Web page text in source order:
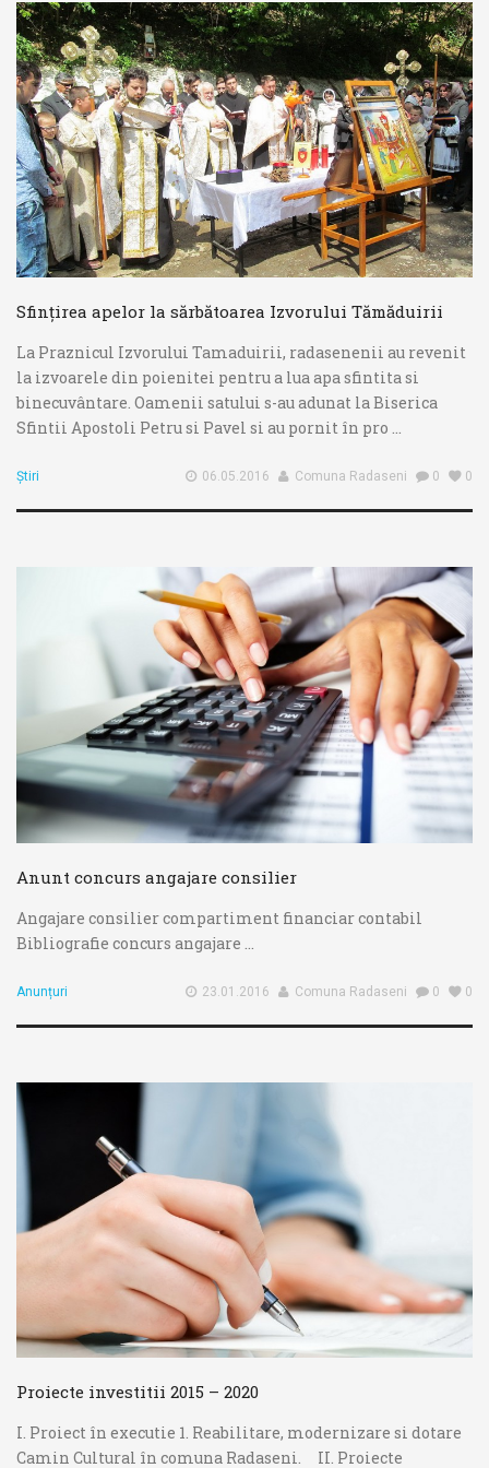
Sfințirea apelor la sărbătoarea Izvorului Tămăduirii
La Praznicul Izvorului Tamaduirii, radasenenii au revenit
la izvoarele din poienitei pentru a lua apa sfintita si
binecuvântare. Oamenii satului s-au adunat la Biserica
Sfintii Apostoli Petru si Pavel si au pornit în pro ...
Știri 06.05.2016 Comuna Radaseni 0 0
Anunt concurs angajare consilier
Angajare consilier compartiment financiar contabil
Bibliografie concurs angajare ...
Anunțuri 23.01.2016 Comuna Radaseni 0 0
Proiecte investitii 2015 – 2020
I. Proiect în executie 1. Reabilitare, modernizare si dotare
Camin Cultural în comuna Radaseni. II. Proiecte